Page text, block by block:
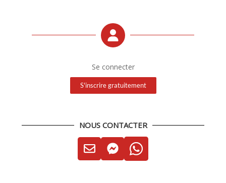
Se connecter
S'inscrire gratuitement
NOUS CONTACTER